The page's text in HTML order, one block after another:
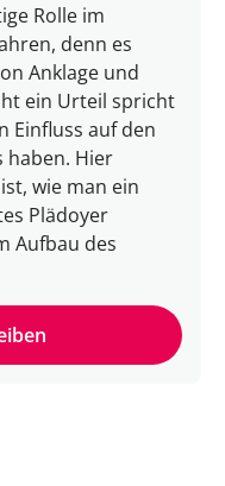
Rolle im
denn es
Anklage und
ein Urteil spricht
Einfluss auf den
haben. Hier
wie man ein
Plädoyer
Aufbau des